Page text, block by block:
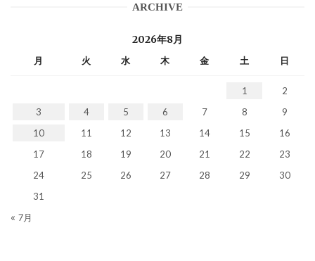
ARCHIVE
2026年8月
月 火 水 木 金 土 日
1
2
3
4 5 6 7 8
9
10
11 12 13 14 15
16
17
18 19 20 21 22
23
24
25 26 27 28 29
30
31
« 7月